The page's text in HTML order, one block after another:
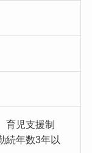
育児支援制
続年数3年以